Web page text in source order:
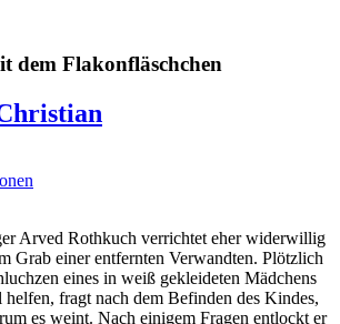
dem Flakonfläschchen
Arved Rothkuch verrichtet eher widerwillig
Grab einer entfernten Verwandten. Plötzlich
eines in weiß gekleideten Mädchens
fragt nach dem Befinden des Kindes,
es weint. Nach einigem Fragen entlockt er